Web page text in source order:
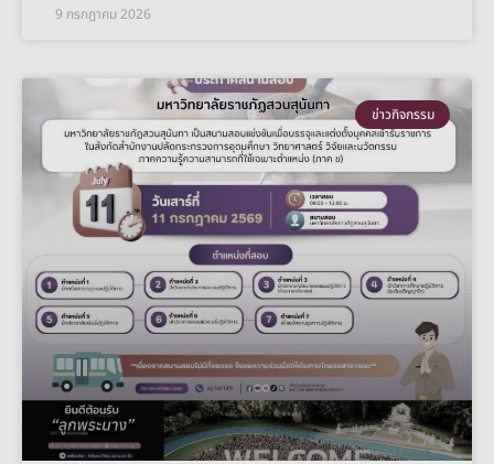
9 กรกฎาคม 2026
ข่าวกิจกรรม